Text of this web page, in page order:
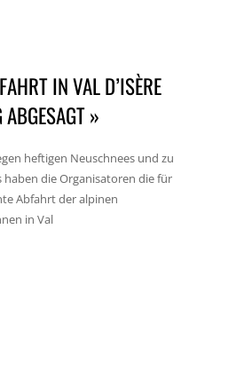
IN VAL D’ISÈRE
ABGESAGT »
heftigen Neuschnees und zu
haben die Organisatoren die für
Abfahrt der alpinen
in Val